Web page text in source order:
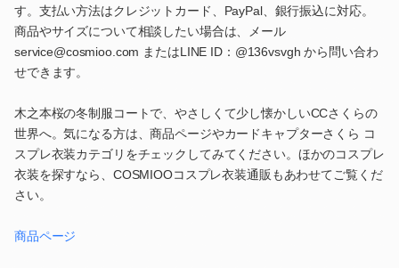
す。支払い方法はクレジットカード、PayPal、銀行振込に対応。
商品やサイズについて相談したい場合は、メール
service@cosmioo.com またはLINE ID：@136vsvgh から問い合わ
せできます。
木之本桜の冬制服コートで、やさしくて少し懐かしいCCさくらの
世界へ。気になる方は、商品ページやカードキャプターさくら コ
スプレ衣装カテゴリをチェックしてみてください。ほかのコスプレ
衣装を探すなら、COSMIOOコスプレ衣装通販もあわせてご覧くだ
さい。
商品ページ